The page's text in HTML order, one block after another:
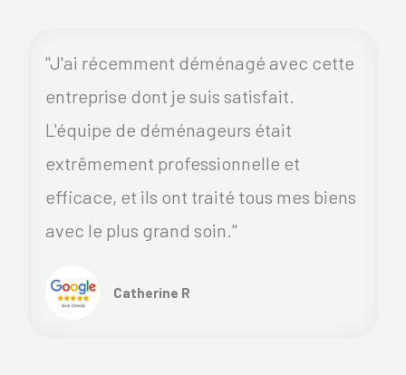
"J'ai récemment déménagé avec cette
entreprise dont je suis satisfait.
L'équipe de déménageurs était
extrêmement professionnelle et
efficace, et ils ont traité tous mes biens
avec le plus grand soin."
Catherine R